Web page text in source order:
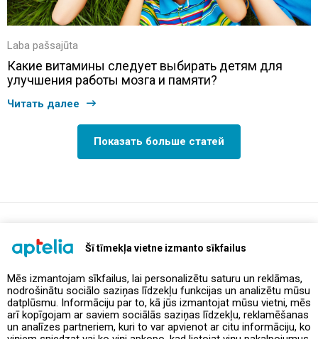
Šī tīmekļa vietne izmanto sīkfailus
Mēs izmantojam sīkfailus, lai personalizētu saturu un reklāmas,
nodrošinātu sociālo saziņas līdzekļu funkcijas un analizētu mūsu
datplūsmu. Informāciju par to, kā jūs izmantojat mūsu vietni, mēs
arī kopīgojam ar saviem sociālās saziņas līdzekļu, reklamēšanas
un analīzes partneriem, kuri to var apvienot ar citu informāciju, ko
Laba pašsajūta
Какие витамины следует выбирать детям для
улучшения работы мозга и памяти?
Читать далее
Показать больше статей
Предложения и акции
Контакты